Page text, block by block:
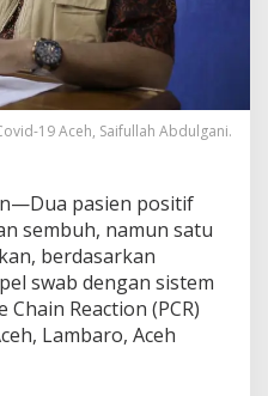
19 Aceh, Saifullah Abdulgani.
pasien positif
sembuh, namun satu
berdasarkan
swab dengan sistem
Chain Reaction (PCR)
Lambaro, Aceh